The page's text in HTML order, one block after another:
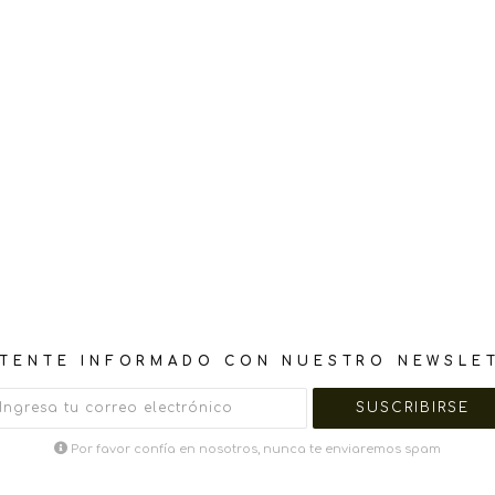
INFORMADO CON NUESTRO
Por favor confía en nosotros, nunca te enviaremos spam